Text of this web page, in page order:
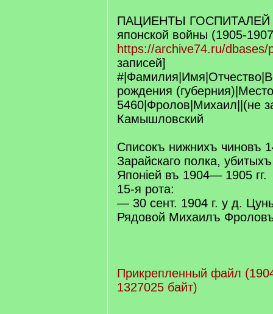
ПАЦИЕНТЫ ГОСПИТАЛЕЙ в
японской войны (1905-1907
https://archive74.ru/dbases/
записей]
рождения
5460|Фролов|Михаил||(не
Камышловский
Списокъ нижнихъ чиновъ
Зарайскаго полка,
Японіей въ 1904— 1905 гг.
15-я рота:
— 30 сент. 1904 г. у д.
Рядовой Михаилъ
Прикрепленный файл
1327025 байт)